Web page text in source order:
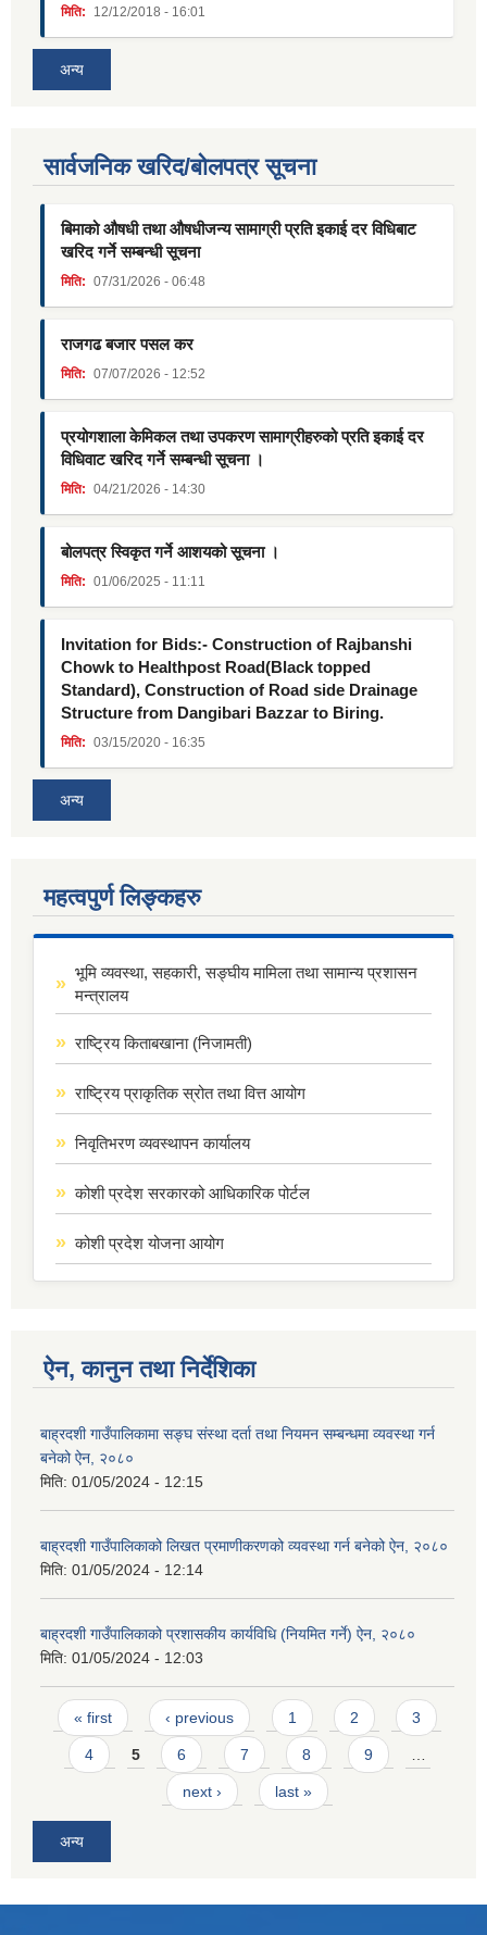
मिति: 12/12/2018 - 16:01
अन्य
सार्वजनिक खरिद/बोलपत्र सूचना
बिमाको औषधी तथा औषधीजन्य सामाग्री प्रति इकाई दर विधिबाट
खरिद गर्ने सम्बन्धी सूचना
मिति: 07/31/2026 - 06:48
राजगढ बजार पसल कर
मिति: 07/07/2026 - 12:52
प्रयोगशाला केमिकल तथा उपकरण सामाग्रीहरुको प्रति इकाई दर
विधिवाट खरिद गर्ने सम्बन्धी सूचना ।
मिति: 04/21/2026 - 14:30
बोलपत्र स्विकृत गर्ने आशयको सूचना ।
मिति: 01/06/2025 - 11:11
Invitation for Bids:- Construction of Rajbanshi
Chowk to Healthpost Road(Black topped
Standard), Construction of Road side Drainage
Structure from Dangibari Bazzar to Biring.
मिति: 03/15/2020 - 16:35
अन्य
महत्वपुर्ण लिङ्कहरु
भूमि व्यवस्था, सहकारी, सङ्घीय मामिला तथा सामान्य प्रशासन
मन्त्रालय
राष्ट्रिय किताबखाना (निजामती)
राष्ट्रिय प्राकृतिक स्रोत तथा वित्त आयोग
निवृतिभरण व्यवस्थापन कार्यालय
कोशी प्रदेश सरकारको आधिकारिक पोर्टल
कोशी प्रदेश योजना आयोग
ऐन, कानुन तथा निर्देशिका
बाह्रदशी गाउँपालिकामा सङ्घ संस्था दर्ता तथा नियमन सम्बन्धमा व्यवस्था गर्न
बनेको ऐन, २०८०
मिति: 01/05/2024 - 12:15
बाह्रदशी गाउँपालिकाको लिखत प्रमाणीकरणको व्यवस्था गर्न बनेको ऐन, २०८०
मिति: 01/05/2024 - 12:14
बाह्रदशी गाउँपालिकाको प्रशासकीय कार्यविधि (नियमित गर्ने) ऐन, २०८०
मिति: 01/05/2024 - 12:03
Pages
« first ‹ previous 1 2 3
4 5 6 7 8 9
next › last »
अन्य